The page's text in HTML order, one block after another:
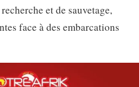
et de sauvetage,
face à des embarcations